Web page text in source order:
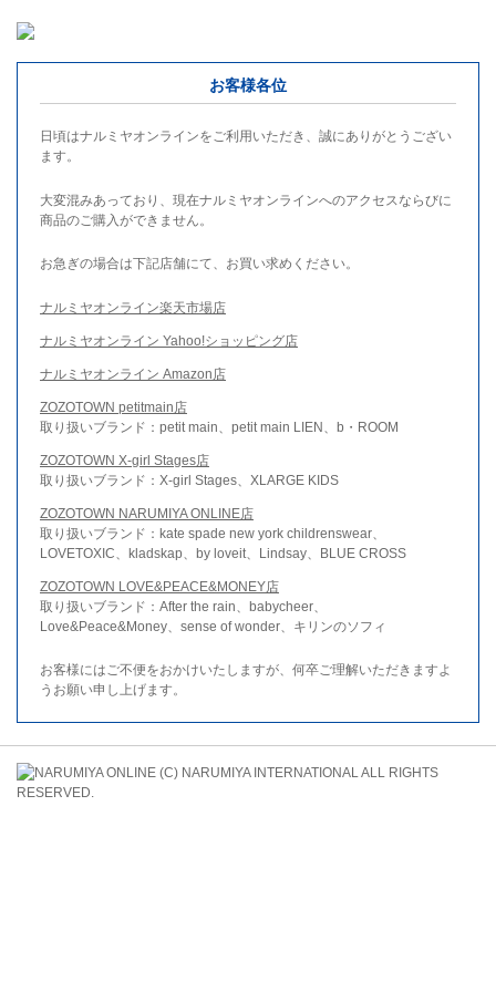
お客様各位
日頃はナルミヤオンラインをご利用いただき、誠にありがとうござい
ます。
大変混みあっており、現在ナルミヤオンラインへのアクセスならびに
商品のご購入ができません。
お急ぎの場合は下記店舗にて、お買い求めください。
ナルミヤオンライン楽天市場店
ナルミヤオンライン Yahoo!ショッピング店
ナルミヤオンライン Amazon店
ZOZOTOWN petitmain店
取り扱いブランド：petit main、petit main LIEN、b・ROOM
ZOZOTOWN X-girl Stages店
取り扱いブランド：X-girl Stages、XLARGE KIDS
ZOZOTOWN NARUMIYA ONLINE店
取り扱いブランド：kate spade new york childrenswear、
LOVETOXIC、kladskap、by loveit、Lindsay、BLUE CROSS
ZOZOTOWN LOVE&PEACE&MONEY店
取り扱いブランド：After the rain、babycheer、
Love&Peace&Money、sense of wonder、キリンのソフィ
お客様にはご不便をおかけいたしますが、何卒ご理解いただきますよ
うお願い申し上げます。